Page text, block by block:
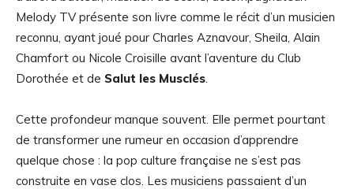
Melody TV présente son livre comme le récit d’un musicien
reconnu, ayant joué pour Charles Aznavour, Sheila, Alain
Chamfort ou Nicole Croisille avant l’aventure du Club
Dorothée et de Salut les Musclés.
Cette profondeur manque souvent. Elle permet pourtant
de transformer une rumeur en occasion d’apprendre
quelque chose : la pop culture française ne s’est pas
construite en vase clos. Les musiciens passaient d’un